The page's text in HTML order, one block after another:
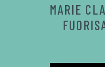
MARIE